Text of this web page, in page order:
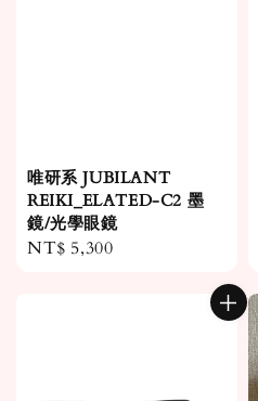
唯研系 JUBILANT
REIKI_ELATED-C2 墨
鏡/光學眼鏡
Regular
NT$ 5,300